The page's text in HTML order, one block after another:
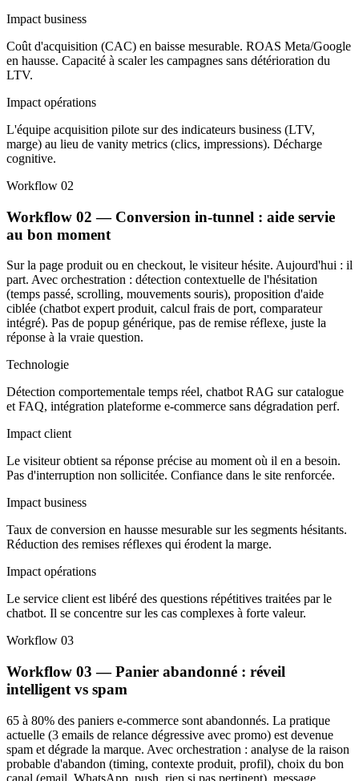
Impact business
Coût d'acquisition (CAC) en baisse mesurable. ROAS Meta/Google
en hausse. Capacité à scaler les campagnes sans détérioration du
LTV.
Impact opérations
L'équipe acquisition pilote sur des indicateurs business (LTV,
marge) au lieu de vanity metrics (clics, impressions). Décharge
cognitive.
Workflow 02
Workflow 02 — Conversion in-tunnel : aide servie
au bon moment
Sur la page produit ou en checkout, le visiteur hésite. Aujourd'hui : il
part. Avec orchestration : détection contextuelle de l'hésitation
(temps passé, scrolling, mouvements souris), proposition d'aide
ciblée (chatbot expert produit, calcul frais de port, comparateur
intégré). Pas de popup générique, pas de remise réflexe, juste la
réponse à la vraie question.
Technologie
Détection comportementale temps réel, chatbot RAG sur catalogue
et FAQ, intégration plateforme e-commerce sans dégradation perf.
Impact client
Le visiteur obtient sa réponse précise au moment où il en a besoin.
Pas d'interruption non sollicitée. Confiance dans le site renforcée.
Impact business
Taux de conversion en hausse mesurable sur les segments hésitants.
Réduction des remises réflexes qui érodent la marge.
Impact opérations
Le service client est libéré des questions répétitives traitées par le
chatbot. Il se concentre sur les cas complexes à forte valeur.
Workflow 03
Workflow 03 — Panier abandonné : réveil
intelligent vs spam
65 à 80% des paniers e-commerce sont abandonnés. La pratique
actuelle (3 emails de relance dégressive avec promo) est devenue
spam et dégrade la marque. Avec orchestration : analyse de la raison
probable d'abandon (timing, contexte produit, profil), choix du bon
canal (email, WhatsApp, push, rien si pas pertinent), message